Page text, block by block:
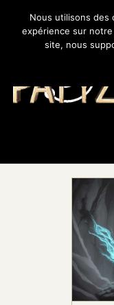
BLOG
Nous utilisons des
expérience sur
site, nous